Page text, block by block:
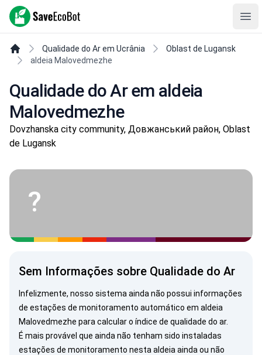
SaveEcoBot
Qualidade do Ar em Ucrânia
Oblast de Lugansk
aldeia Malovedmezhe
Qualidade do Ar em aldeia
Malovedmezhe
Dovzhanska city community, Довжанський район, Oblast
de Lugansk
?
Sem Informações sobre Qualidade do Ar
Infelizmente, nosso sistema ainda não possui informações
de estações de monitoramento automático em aldeia
Malovedmezhe para calcular o índice de qualidade do ar.
É mais provável que ainda não tenham sido instaladas
estações de monitoramento nesta aldeia ainda ou não